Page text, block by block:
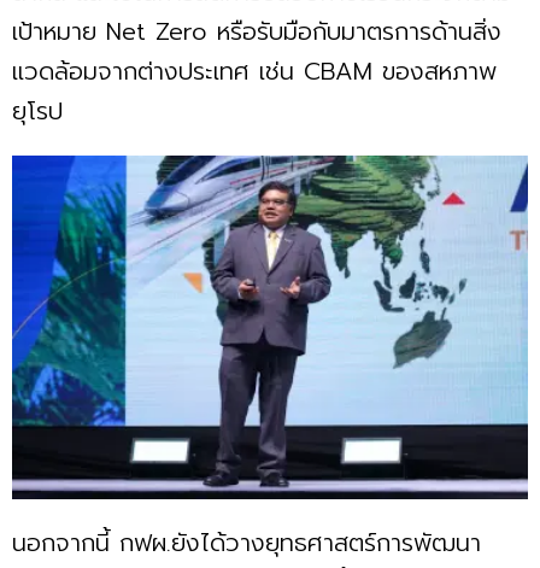
เป้าหมาย Net Zero หรือรับมือกับมาตรการด้านสิ่ง
แวดล้อมจากต่างประเทศ เช่น CBAM ของสหภาพ
ยุโรป
นอกจากนี้ กฟผ.ยังได้วางยุทธศาสตร์การพัฒนา